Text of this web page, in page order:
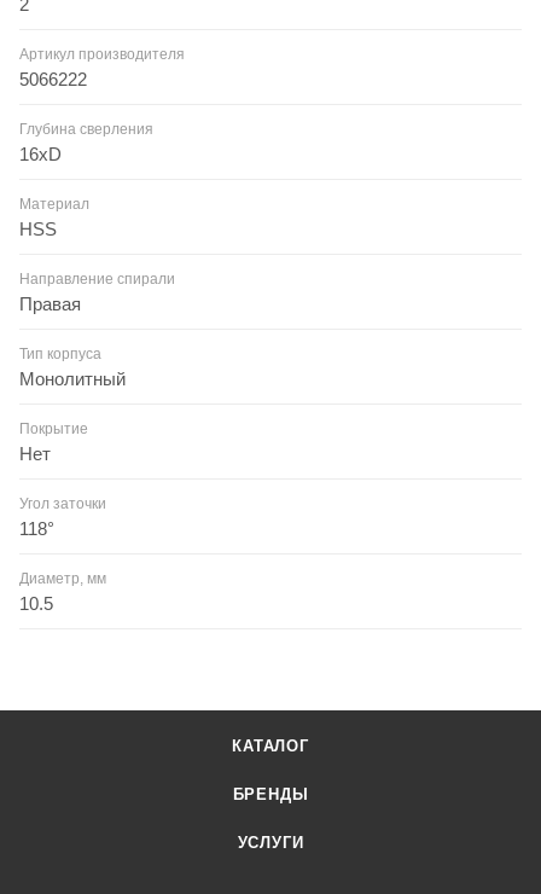
2
Артикул производителя
5066222
Глубина сверления
16xD
Материал
HSS
Направление спирали
Правая
Тип корпуса
Монолитный
Покрытие
Нет
Угол заточки
118°
Диаметр, мм
10.5
КАТАЛОГ
БРЕНДЫ
УСЛУГИ